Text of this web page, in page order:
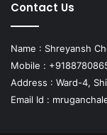
Contact Us
Name : Shreyansh
Mobile :
Address : Ward-4,
Email Id :